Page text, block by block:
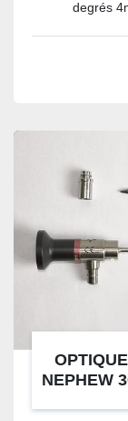
degrés
NEPHEW